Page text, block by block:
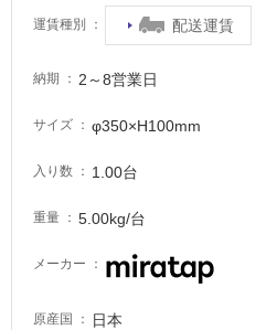
運賃種別 配送運賃
納期 2～8営業日
サイズ φ350×H100mm
入り数 1.00台
重量 5.00kg/台
メーカー
原産国 日本